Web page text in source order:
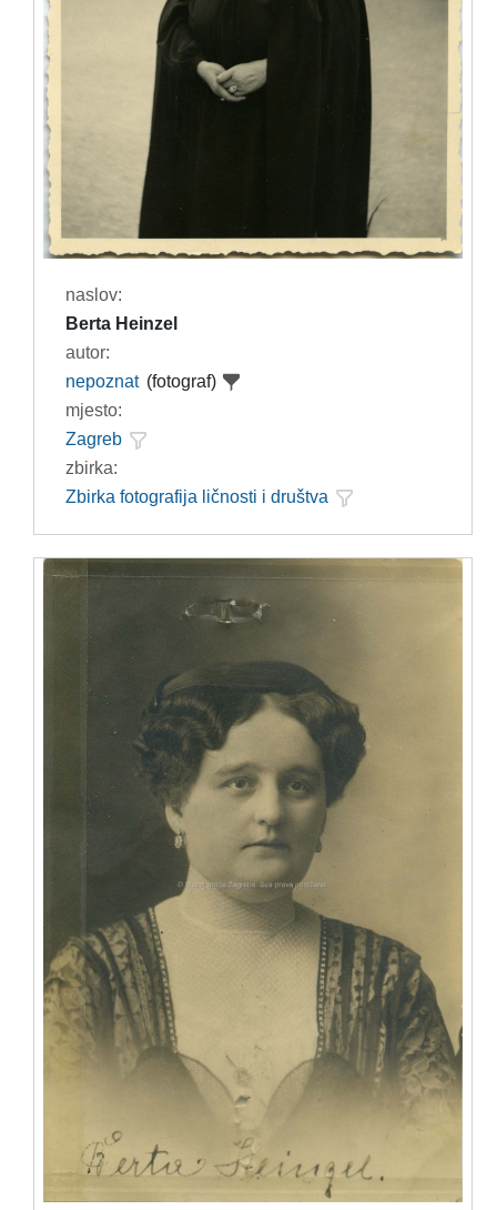
naslov:
Berta Heinzel
autor:
nepoznat (fotograf)
mjesto:
Zagreb
zbirka:
Zbirka fotografija ličnosti i društva